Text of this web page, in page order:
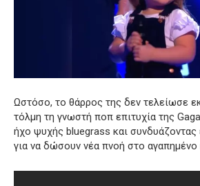
Ωστόσο, το θάρρος της δεν τελείωσε
τόλμη τη γνωστή ποπ επιτυχία της
ήχο ψυχής bluegrass και συνδυάζοντας
για να δώσουν νέα πνοή στο αγαπημένο